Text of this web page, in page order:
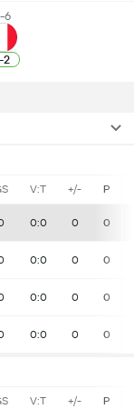
6
2
V:T +/- P
0:0 0 0
0:0 0 0
0:0 0 0
0:0 0 0
V:T +/- P